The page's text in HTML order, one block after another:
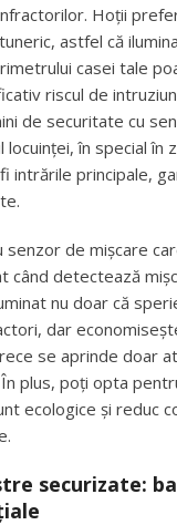
Hoții
astfel că
casei tale
riscul de
de securitate cu
locuinței, în special în
intrările principale,
senzor de mișcare
când detectează
nu doar că
dar
se aprinde doar
plus, poți opta
ecologice și reduc
securizate: